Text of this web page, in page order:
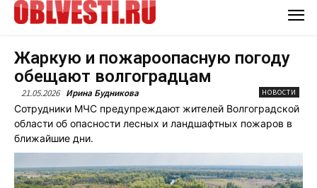
Жаркую и пожароопасную погоду
обещают волгоградцам
21.05.2026 Ирина Будникова НОВОСТИ
Сотрудники МЧС предупреждают жителей Волгоградской
области об опасности лесных и ландшафтных пожаров в
ближайшие дни.